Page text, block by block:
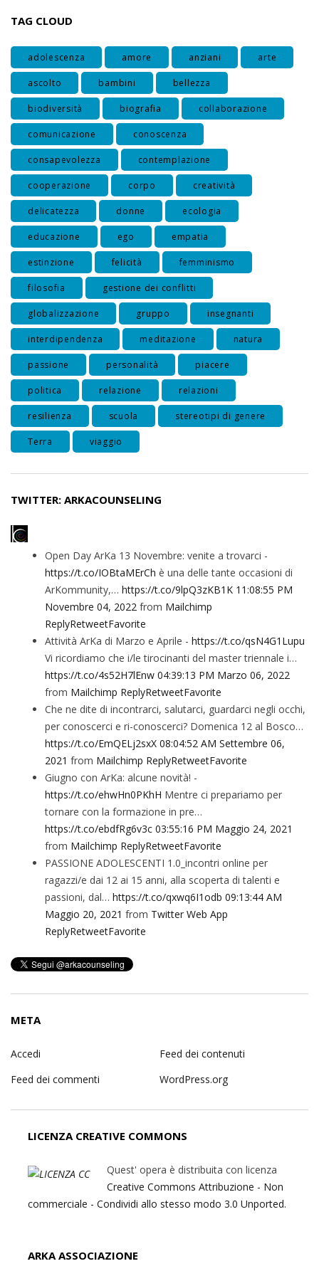
TAG CLOUD
adolescenza amore anziani arte
ascolto bambini bellezza
biodiversità biografia collaborazione
comunicazione conoscenza
consapevolezza contemplazione
cooperazione corpo creatività
delicatezza donne ecologia
educazione ego empatia
estinzione felicità femminismo
filosofia gestione dei conflitti
globalizzazione gruppo insegnanti
interdipendenza meditazione natura
passione personalità piacere
politica relazione relazioni
resilienza scuola stereotipi di genere
Terra viaggio
TWITTER: ARKACOUNSELING
Open Day ArKa 13 Novembre: venite a trovarci -
https://t.co/IOBtaMErCh è una delle tante occasioni di
ArKommunity,… https://t.co/9lpQ3zKB1K 11:08:55 PM
Novembre 04, 2022 from Mailchimp
ReplyRetweetFavorite
Attività ArKa di Marzo e Aprile - https://t.co/qsN4G1Lupu
Vi ricordiamo che i/le tirocinanti del master triennale i…
https://t.co/4s52H7lEnw 04:39:13 PM Marzo 06, 2022
from Mailchimp ReplyRetweetFavorite
Che ne dite di incontrarci, salutarci, guardarci negli occhi,
per conoscerci e ri-conoscerci? Domenica 12 al Bosco…
https://t.co/EmQELj2sxX 08:04:52 AM Settembre 06,
2021 from Mailchimp ReplyRetweetFavorite
Giugno con ArKa: alcune novità! -
https://t.co/ehwHn0PKhH Mentre ci prepariamo per
tornare con la formazione in pre…
https://t.co/ebdfRg6v3c 03:55:16 PM Maggio 24, 2021
from Mailchimp ReplyRetweetFavorite
PASSIONE ADOLESCENTI 1.0_incontri online per
ragazzi/e dai 12 ai 15 anni, alla scoperta di talenti e
passioni, dal… https://t.co/qxwq6I1odb 09:13:44 AM
Maggio 20, 2021 from Twitter Web App
ReplyRetweetFavorite
META
Accedi
Feed dei contenuti
Feed dei commenti
WordPress.org
LICENZA CREATIVE COMMONS
Quest' opera è distribuita con licenza
Creative Commons Attribuzione - Non
commerciale - Condividi allo stesso modo 3.0 Unported.
ARKA ASSOCIAZIONE